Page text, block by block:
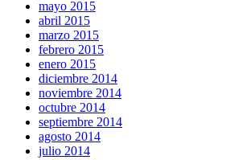
mayo 2015
abril 2015
marzo 2015
febrero 2015
enero 2015
diciembre 2014
noviembre 2014
octubre 2014
septiembre 2014
agosto 2014
julio 2014